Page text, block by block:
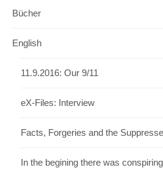
Bücher
English
11.9.2016: Our 9/11
eX-Files: Interview
Facts, Forgeries and the
In the begining there was